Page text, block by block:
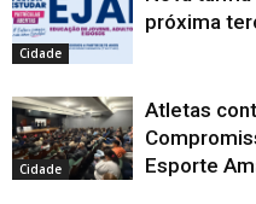
Cidade
próxima
Cidade
Atletas
Esporte